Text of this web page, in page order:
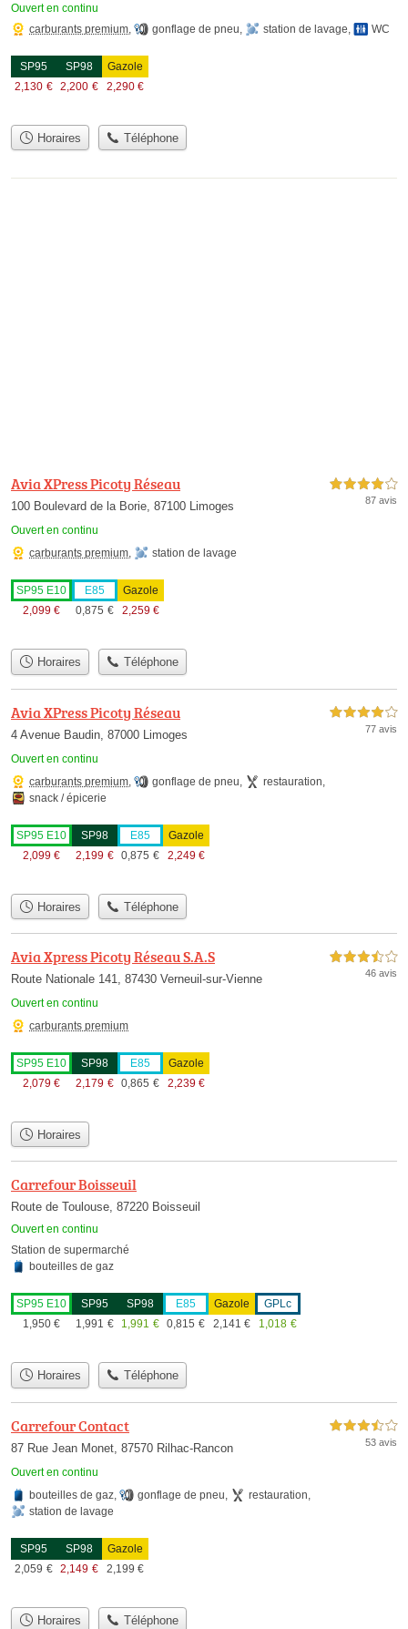
Ouvert en continu
carburants premium
gonflage de pneu station de lavage WC
SP95
2,130 €
SP98
2,200 €
Gazole
2,290 €
Horaires Téléphone
Avia XPress Picoty Réseau
100 Boulevard de la Borie, 87100 Limoges
Ouvert en continu
4,0 étoiles sur 5
87 avis
carburants premium, station de lavage
SP95 E10
2,099 €
E85
0,875 €
Gazole
2,259 €
Horaires Téléphone
Avia XPress Picoty Réseau
4 Avenue Baudin, 87000 Limoges
Ouvert en continu
4,0 étoiles sur 5
77 avis
carburants premium gonflage de pneu restauration
snack / épicerie
SP95 E10
2,099 €
SP98
2,199 €
E85
0,875 €
Gazole
2,249 €
Horaires Téléphone
Avia Xpress Picoty Réseau S.A.S
Route Nationale 141, 87430 Verneuil-sur-Vienne
Ouvert en continu
3,5 étoiles sur 5
46 avis
carburants premium
SP95 E10
2,079 €
SP98
2,179 €
E85
0,865 €
Gazole
2,239 €
Horaires
Carrefour Boisseuil
Route de Toulouse, 87220 Boisseuil
Ouvert en continu
Station de supermarché
bouteilles de gaz
SP95 E10
1,950 €
SP95
1,991 €
SP98
1,991 €
E85
0,815 €
Gazole
2,141 €
GPLc
1,018 €
Horaires Téléphone
Carrefour Contact
87 Rue Jean Monet, 87570 Rilhac-Rancon
Ouvert en continu
3,5 étoiles sur 5
53 avis
bouteilles de gaz gonflage de pneu restauration
station de lavage
SP95
2,059 €
SP98
2,149 €
Gazole
2,199 €
Horaires Téléphone